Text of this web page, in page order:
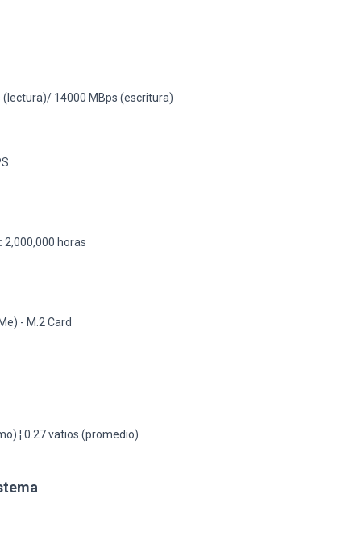
(lectura)/ 14000 MBps (escritura)
2,000,000 horas
- M.2 Card
¦ 0.27 vatios (promedio)